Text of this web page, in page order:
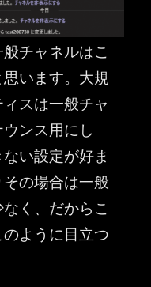
チャネルはこ
います。大規
スは一般チャ
ンス用にし
い設定が好ま
の場合は一般
く、だからこ
ように目立つ